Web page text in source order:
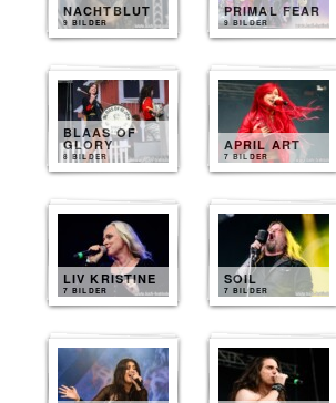
NACHTBLUT
9 BILDER
PRIMAL FEAR
9 BILDER
BLAAS OF
GLORY
8 BILDER
APRIL ART
7 BILDER
LIV KRISTINE
7 BILDER
SOIL
7 BILDER